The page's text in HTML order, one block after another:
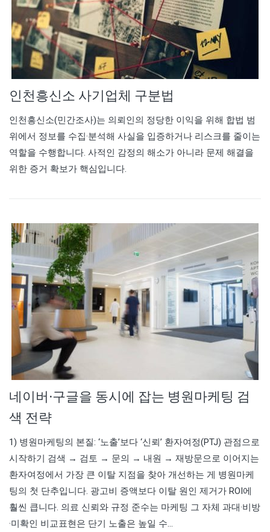
인천흥신소 사기업체 구분법
인천흥신소(민간조사)는 의뢰인의 정당한 이익을 위해 합법 범
위에서 정보를 수집·분석해 사실을 입증하거나 리스크를 줄이는
역할을 수행합니다. 사적인 감정의 해소가 아니라 문제 해결을
위한 증거 확보가 핵심입니다.
네이버·구글을 동시에 잡는 병원마케팅 검
색 전략
1) 병원마케팅의 본질: ‘노출’보다 ‘신뢰’ 환자여정(PTJ) 관점으로
시작하기 검색 → 검토 → 문의 → 내원 → 재방문으로 이어지는
환자여정에서 가장 큰 이탈 지점을 찾아 개선하는 게 병원마케
팅의 첫 단추입니다. 광고비 증액보다 이탈 원인 제거가 ROI에
훨씬 큽니다. 의료 신뢰와 규정 준수는 마케팅 그 자체 과대·비방
·미확인 비교표현은 단기 노출은 높일 수…